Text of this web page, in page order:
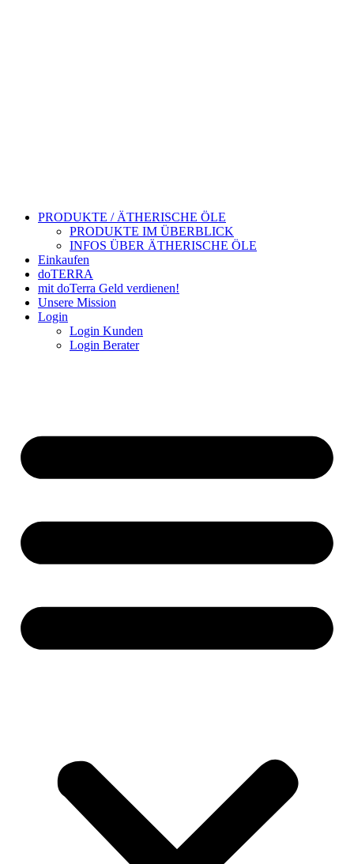
PRODUKTE / ÄTHERISCHE ÖLE
PRODUKTE IM ÜBERBLICK
INFOS ÜBER ÄTHERISCHE ÖLE
Einkaufen
doTERRA
mit doTerra Geld verdienen!
Unsere Mission
Login
Login Kunden
Login Berater